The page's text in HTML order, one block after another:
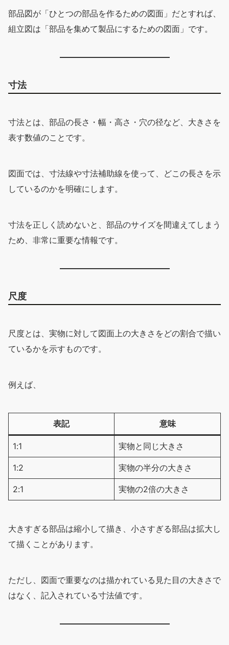
部品図が「ひとつの部品を作るための図面」だとすれば、
組立図は「部品を集めて製品にするための図面」です。
寸法
寸法とは、部品の長さ・幅・高さ・穴の径など、大きさを
表す数値のことです。
図面では、寸法線や寸法補助線を使って、どこの長さを示
しているのかを明確にします。
寸法を正しく読めないと、部品のサイズを間違えてしまう
ため、非常に重要な情報です。
尺度
尺度とは、実物に対して図面上の大きさをどの割合で描い
ているかを示すものです。
例えば、
表記 意味
1:1 実物と同じ大きさ
1:2 実物の半分の大きさ
2:1 実物の2倍の大きさ
大きすぎる部品は縮小して描き、小さすぎる部品は拡大し
て描くことがあります。
ただし、図面で重要なのは描かれている見た目の大きさで
はなく、記入されている寸法値です。